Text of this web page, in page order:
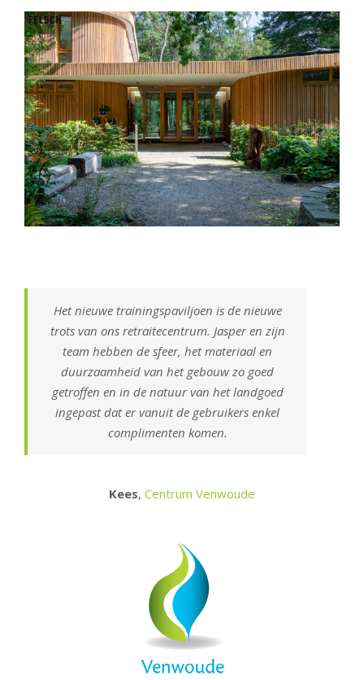
Het nieuwe trainingspaviljoen is de nieuwe
trots van ons retraitecentrum. Jasper en zijn
team hebben de sfeer, het materiaal en
duurzaamheid van het gebouw zo goed
getroffen en in de natuur van het landgoed
ingepast dat er vanuit de gebruikers enkel
complimenten komen.
Kees, Centrum Venwoude